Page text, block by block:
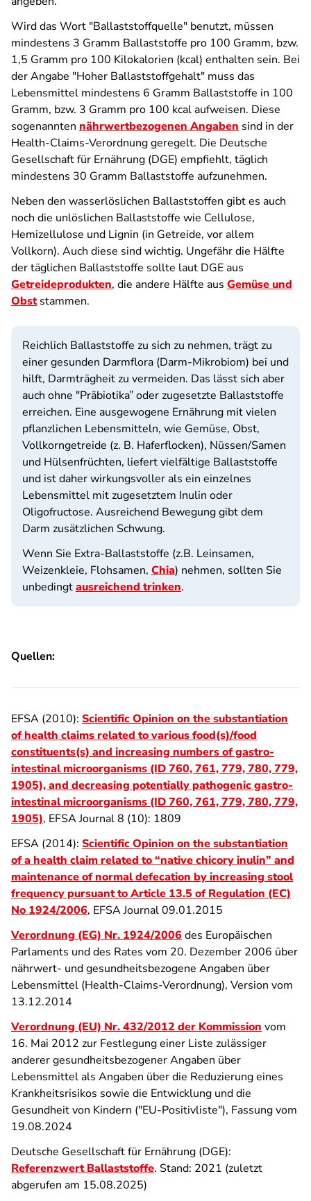
Wird das Wort "Ballaststoffquelle" benutzt, müssen
mindestens 3 Gramm Ballaststoffe pro 100 Gramm, bzw.
1,5 Gramm pro 100 Kilokalorien (kcal) enthalten sein. Bei
der Angabe "Hoher Ballaststoffgehalt" muss das
Lebensmittel mindestens 6 Gramm Ballaststoffe in 100
Gramm, bzw. 3 Gramm pro 100 kcal aufweisen. Diese
sogenannten nährwertbezogenen Angaben sind in der
Health-Claims-Verordnung geregelt. Die Deutsche
Gesellschaft für Ernährung (DGE) empfiehlt, täglich
mindestens 30 Gramm Ballaststoffe aufzunehmen.
Neben den wasserlöslichen Ballaststoffen gibt es auch
noch die unlöslichen Ballaststoffe wie Cellulose,
Hemizellulose und Lignin (in Getreide, vor allem
Vollkorn). Auch diese sind wichtig. Ungefähr die Hälfte
der täglichen Ballaststoffe sollte laut DGE aus
Getreideprodukten, die andere Hälfte aus Gemüse und
Obststammen.
Reichlich Ballaststoffe zu sich zu nehmen, trägt zu
einer gesunden Darmflora (Darm-Mikrobiom) bei und
hilft, Darmträgheit zu vermeiden. Das lässt sich aber
auch ohne "Präbiotika‟ oder zugesetzte Ballaststoffe
erreichen. Eine ausgewogene Ernährung mit vielen
pflanzlichen Lebensmitteln, wie Gemüse, Obst,
Vollkorngetreide (z. B. Haferflocken), Nüssen/Samen
und Hülsenfrüchten, liefert vielfältige Ballaststoffe
und ist daher wirkungsvoller als ein einzelnes
Lebensmittel mit zugesetztem Inulin oder
Oligofructose. Ausreichend Bewegung gibt dem
Darm zusätzlichen Schwung.
Wenn Sie Extra-Ballaststoffe (z.B. Leinsamen,
Weizenkleie, Flohsamen, Chia) nehmen, sollten Sie
unbedingtausreichend trinken.
Quellen:
EFSA (2010): Scientific Opinion on the substantiation
of health claims related to various food(s)/food
constituents(s) and increasing numbers of gastro-
intestinal microorganisms (ID 760, 761, 779, 780, 779,
1905), and decreasing potentially pathogenic gastro-
intestinal microorganisms (ID 760, 761, 779, 780, 779,
1905), EFSA Journal 8 (10): 1809
EFSA (2014): Scientific Opinion on the substantiation
of a health claim related to “native chicory inulin” and
maintenance of normal defecation by increasing stool
frequency pursuant to Article 13.5 of Regulation (EC)
No 1924/2006, EFSA Journal 09.01.2015
Verordnung (EG) Nr. 1924/2006 des Europäischen
Parlaments und des Rates vom 20. Dezember 2006 über
nährwert- und gesundheitsbezogene Angaben über
Lebensmittel (Health-Claims-Verordnung), Version vom
13.12.2014
Verordnung (EU) Nr. 432/2012 der Kommission vom
16. Mai 2012 zur Festlegung einer Liste zulässiger
anderer gesundheitsbezogener Angaben über
Lebensmittel als Angaben über die Reduzierung eines
Krankheitsrisikos sowie die Entwicklung und die
Gesundheit von Kindern ("EU-Positivliste"), Fassung vom
19.08.2024
Deutsche Gesellschaft für Ernährung (DGE):
Referenzwert Ballaststoffe. Stand: 2021 (zuletzt
abgerufen am 15.08.2025)